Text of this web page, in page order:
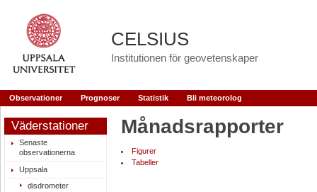
CELSIUS
Institutionen för geovetenskaper
Observationer Prognoser Statistik Bli meteorolog
Väderstationer
Senaste
observationerna
Uppsala
disdrometer
Månadsrapporter
Figurer
Tabeller